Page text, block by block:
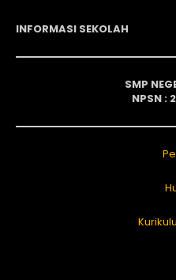
INFORMASI SEKOLAH
SMP
NPSN :